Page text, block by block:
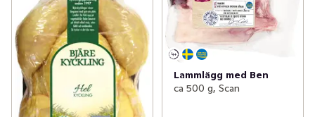
Lammlägg med Ben
ca 500 g, Scan